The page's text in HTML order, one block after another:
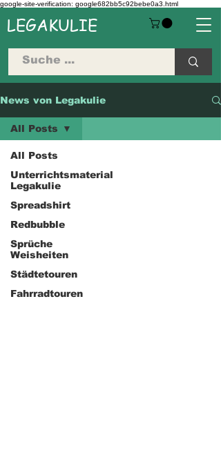
google-site-verification: google682bb5c92bebe0a3.html
LEGAKULIE
News von Legakulie
All Posts
Unterrichtsmaterial
Legakulie
Spreadshirt
Redbubble
Sprüche
Weisheiten
Städtetouren
Fahrradtouren
All Posts